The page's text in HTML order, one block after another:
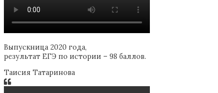
Выпускница 2020 года,
результат ЕГЭ по истории – 98 баллов.
Таисия Татаринова